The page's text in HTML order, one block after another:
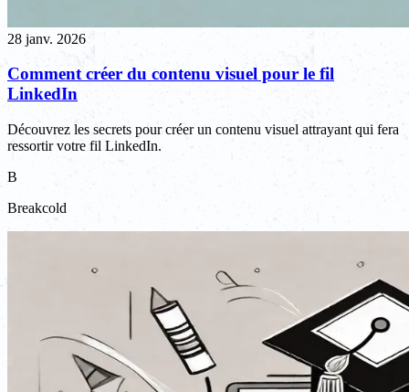
28 janv. 2026
Comment créer du contenu visuel pour le fil
LinkedIn
Découvrez les secrets pour créer un contenu visuel attrayant qui fera
ressortir votre fil LinkedIn.
B
Breakcold